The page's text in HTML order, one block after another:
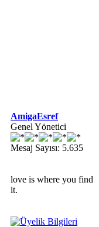
AmigaEsref
Genel Yönetici
Mesaj Sayısı: 5.635
love is where you find
it.